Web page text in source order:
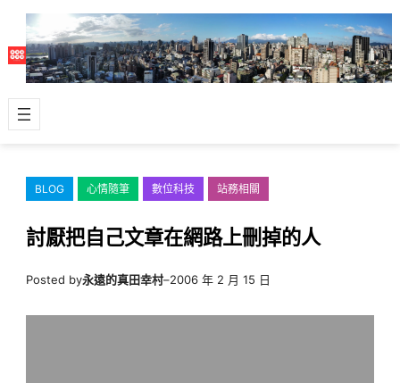
主
容
BLOG 心情隨筆 數位科技 站務相關
討厭把自己文章在網路上刪掉的人
Posted by永遠的真田幸村–2006 年 2 月 15 日